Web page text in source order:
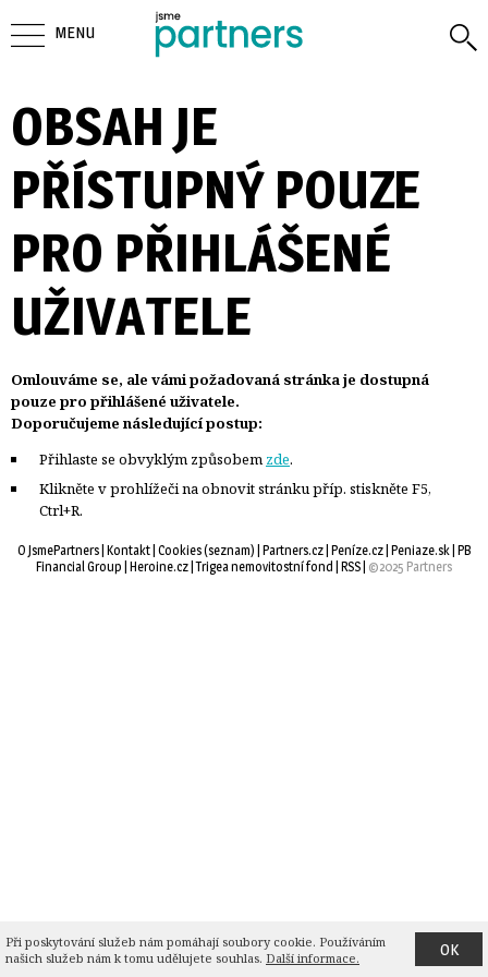
OBSAH JE
PŘÍSTUPNÝ POUZE
PRO PŘIHLÁŠENÉ
UŽIVATELE
Omlouváme se, ale vámi požadovaná stránka je dostupná
pouze pro přihlášené uživatele.
Doporučujeme následující postup:
Přihlaste se obvyklým způsobem zde.
Klikněte v prohlížeči na obnovit stránku příp. stiskněte F5,
Ctrl+R.
MENU
O JsmePartners Kontakt Cookies(seznam) | Partners.cz Peníze.cz Peniaze.sk PB
Financial Group Heroine.cz | Trigea nemovitostní fond RSS ©2025 Partners
Při poskytování služeb nám pomáhají soubory cookie. Používáním
našich služeb nám k tomu udělujete souhlas. Další informace. OK